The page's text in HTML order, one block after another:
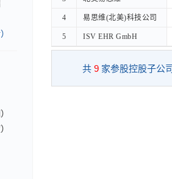
4 易思维(北美)科技公司
5 ISV EHR GmbH
4 易思维(北美)科技公司
5 ISV EHR GmbH
共 9 家参股控股子